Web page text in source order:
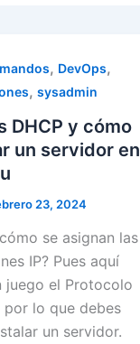
, DevOps,
, sysadmin
DHCP y cómo
un servidor en
23, 2024
se asignan las
IP? Pues aquí
juego el Protocolo
por lo que debes
un servidor.